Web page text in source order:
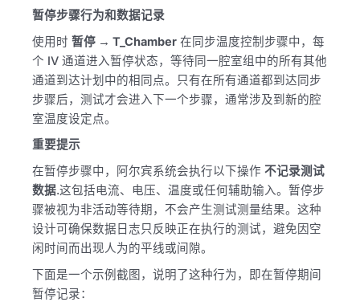
暂停步骤行为和数据记录
使用时 暂停 → T_Chamber 在同步温度控制步骤中，每
个 IV 通道进入暂停状态，等待同一腔室组中的所有其他
通道到达计划中的相同点。只有在所有通道都到达同步
步骤后，测试才会进入下一个步骤，通常涉及到新的腔
室温度设定点。
重要提示
在暂停步骤中，阿尔宾系统会执行以下操作 不记录测试
数据.这包括电流、电压、温度或任何辅助输入。暂停步
骤被视为非活动等待期，不会产生测试测量结果。这种
设计可确保数据日志只反映正在执行的测试，避免因空
闲时间而出现人为的平线或间隙。
下面是一个示例截图，说明了这种行为，即在暂停期间
暂停记录：